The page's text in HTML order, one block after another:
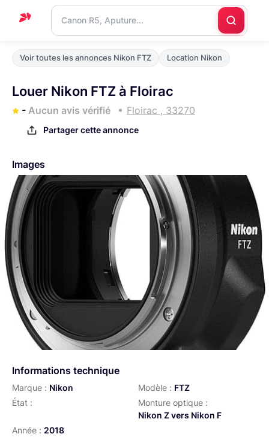
Accueil
Blog
contacter
Voir toutes les annonces Nikon FTZ Location Nikon
Louer Nikon FTZ à Floirac
- Aucun avis vérifié Floirac , 33270
Partager cette annonce
Images
Informations technique
Marque : Nikon Modèle : FTZ
État :
Monture optique :
Nikon Z vers Nikon F
Année : 2018